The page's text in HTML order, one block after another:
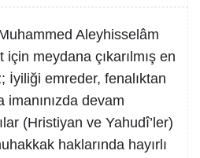
Aleyhisselâm
meydana çıkarılmış en
İyiliği emreder, fenalıktan
imanınızda devam
(Hristiyan ve Yahudî’ler)
haklarında hayırlı